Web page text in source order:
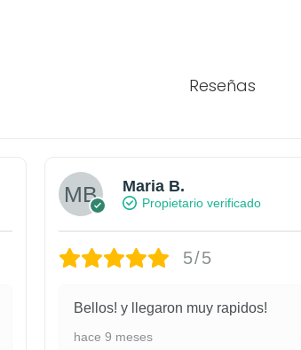
Reseñas
Maria B.
Propietario verificado
5/5
Bellos! y llegaron muy rapidos!
hace 9 meses